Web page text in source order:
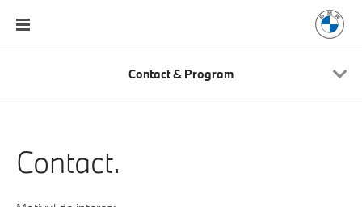
Contact & Program
Contact.